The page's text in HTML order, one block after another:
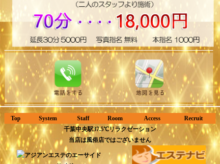
Top System Staff Room Access
Recruit
千葉中央駅37.5℃リラクゼーション
当店は風俗店ではございません